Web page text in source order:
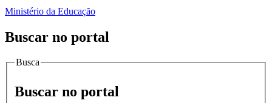
Ministério da Educação
Buscar no portal
Busca
Buscar no portal